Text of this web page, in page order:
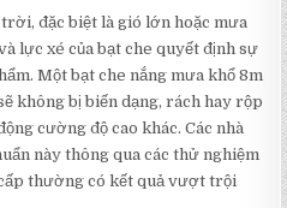
đặc biệt là gió lớn hoặc mưa
lực xé của bạt che quyết định sự
Một bạt che nắng mưa khổ 8m
không bị biến dạng, rách hay rộp
cường độ cao khác. Các nhà
này thông qua các thử nghiệm
thường có kết quả vượt trội